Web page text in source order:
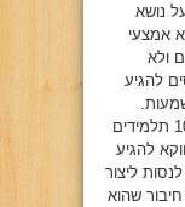
נושא
אמצעי
ולא
להגיע
הסדנה היא אינטראקציה מיוחדת בין כ-10 תלמידים
להגיע
ליצור
שהוא